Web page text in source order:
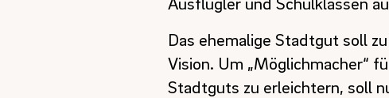
Das ehemalige Stadtgut soll
Vision. Um „Möglichmacher“
Stadtguts zu erleichtern, soll